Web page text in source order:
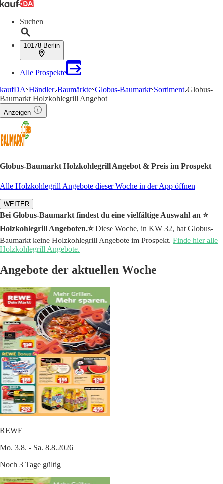
Suchen
10178 Berlin
Alle Prospekte
kaufDA Händler Baumärkte Globus-Baumarkt Sortiment Globus-
Baumarkt Holzkohlegrill Angebot
Anzeigen
Globus-Baumarkt Holzkohlegrill Angebot & Preis im Prospekt
Alle Holzkohlegrill Angebote dieser Woche in der App öffnen
WEITER
Bei Globus-Baumarkt findest du eine vielfältige Auswahl an ⭐️
Holzkohlegrill Angeboten.⭐️Diese Woche, in KW 32, hat Globus-
Baumarkt keine Holzkohlegrill Angebote im Prospekt. Finde hier alle
Holzkohlegrill Angebote.
Angebote der aktuellen Woche
REWE
Mo. 3.8. - Sa. 8.8.2026
Noch 3 Tage gültig